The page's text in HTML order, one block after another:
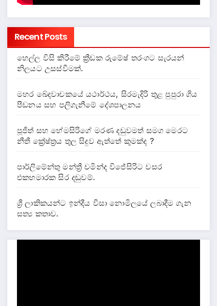
Recent Posts
හෙල්ල විසි කිරීමේ ක්‍රීඩක රුමේෂ් තරංගට සැරයන්
නිලයට උසස්වීමක්.
මහර ඛේදවාචකයේ යථාර්ථය, සිරමැදිරි තුළ පුපුරා ගිය
පීඩනය සහ පලිගැනීමේ දේශපාලනය
පූජිත් සහ හේමසිරිගේ මරණ දඩුවමත් සමග මෙරට
නීතී ක්‍රේෂ්ත්‍රය තුල සිදුව ඇත්තේ කුමක්ද ?
පාර්ලිමේන්තු මන්ත්‍රී චමින්ද විජේසිරිට වසර
එකහමාරක සිර දඬුවම්.
ශ්‍රී ලාකිකයන්ට ඉන්දීය වීසා නොමිලයේ ලබාදීම ගැන
සත්‍ය කතාව.